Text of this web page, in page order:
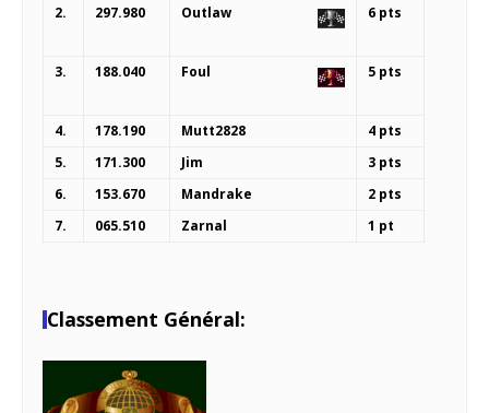
2. 297.980 Outlaw 6 pts
3. 188.040 Foul 5 pts
4. 178.190 Mutt2828
4 pts
5.
171.300 Jim
3 pts
6.
153.670 Mandrake
2 pts
7.
065.510 Zarnal 1 pt
Classement Général: